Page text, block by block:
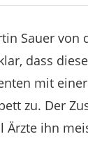
Sauer
dass
mit
zu. Der
Ärzte ihn